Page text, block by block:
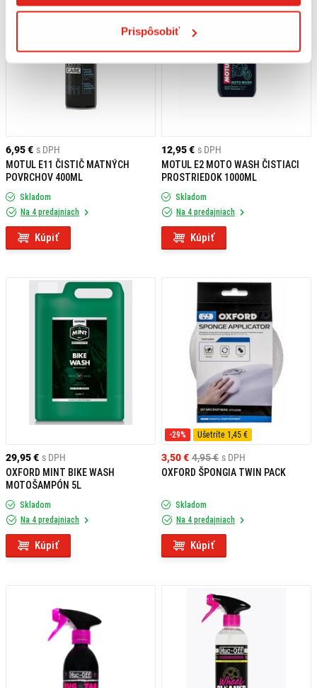
Prispôsobiť
6,95 € s DPH
MOTUL E11 ČISTIČ MATNÝCH
POVRCHOV 400ML
Skladom
Na 4 predajniach
Kúpiť
12,95 € s DPH
MOTUL E2 MOTO WASH ČISTIACI
PROSTRIEDOK 1000ML
Skladom
Na 4 predajniach
Kúpiť
29,95 € s DPH
OXFORD MINT BIKE WASH
MOTOŠAMPÓN 5L
Skladom
Na 4 predajniach
Kúpiť
-29% Ušetríte 1,45 €
4,95 €
3,50 €
s DPH
OXFORD ŠPONGIA TWIN PACK
Skladom
Na 4 predajniach
Kúpiť